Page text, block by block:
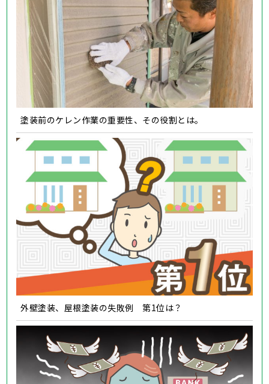
塗装前のケレン作業の重要性、その役割とは。
外壁塗装、屋根塗装の失敗例 第1位は？